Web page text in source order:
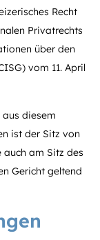
Recht
Privatrechts
über den
vom 11. April
diesem
ist der Sitz von
auch am Sitz des
Gericht geltend